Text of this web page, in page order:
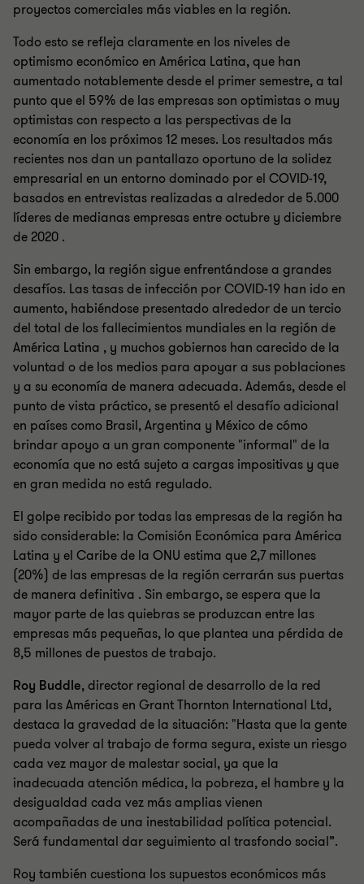
proyectos comerciales más viables en la región.
Todo esto se refleja claramente en los niveles de
optimismo económico en América Latina, que han
aumentado notablemente desde el primer semestre, a tal
punto que el 59% de las empresas son optimistas o muy
optimistas con respecto a las perspectivas de la
economía en los próximos 12 meses. Los resultados más
recientes nos dan un pantallazo oportuno de la solidez
empresarial en un entorno dominado por el COVID-19,
basados en entrevistas realizadas a alrededor de 5.000
líderes de medianas empresas entre octubre y diciembre
de 2020 .
Sin embargo, la región sigue enfrentándose a grandes
desafíos. Las tasas de infección por COVID-19 han ido en
aumento, habiéndose presentado alrededor de un tercio
del total de los fallecimientos mundiales en la región de
América Latina , y muchos gobiernos han carecido de la
voluntad o de los medios para apoyar a sus poblaciones
y a su economía de manera adecuada. Además, desde el
punto de vista práctico, se presentó el desafío adicional
en países como Brasil, Argentina y México de cómo
brindar apoyo a un gran componente "informal" de la
economía que no está sujeto a cargas impositivas y que
en gran medida no está regulado.
El golpe recibido por todas las empresas de la región ha
sido considerable: la Comisión Económica para América
Latina y el Caribe de la ONU estima que 2,7 millones
(20%) de las empresas de la región cerrarán sus puertas
de manera definitiva . Sin embargo, se espera que la
mayor parte de las quiebras se produzcan entre las
empresas más pequeñas, lo que plantea una pérdida de
8,5 millones de puestos de trabajo.
Roy Buddle, director regional de desarrollo de la red
para las Américas en Grant Thornton International Ltd,
destaca la gravedad de la situación: "Hasta que la gente
pueda volver al trabajo de forma segura, existe un riesgo
cada vez mayor de malestar social, ya que la
inadecuada atención médica, la pobreza, el hambre y la
desigualdad cada vez más amplias vienen
acompañadas de una inestabilidad política potencial.
Será fundamental dar seguimiento al trasfondo social”.
Roy también cuestiona los supuestos económicos más